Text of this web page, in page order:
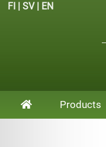
FI | SV| EN
Products